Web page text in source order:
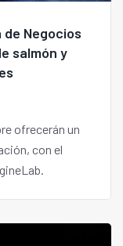
Negocios
salmón y
ofrecerán un
con el